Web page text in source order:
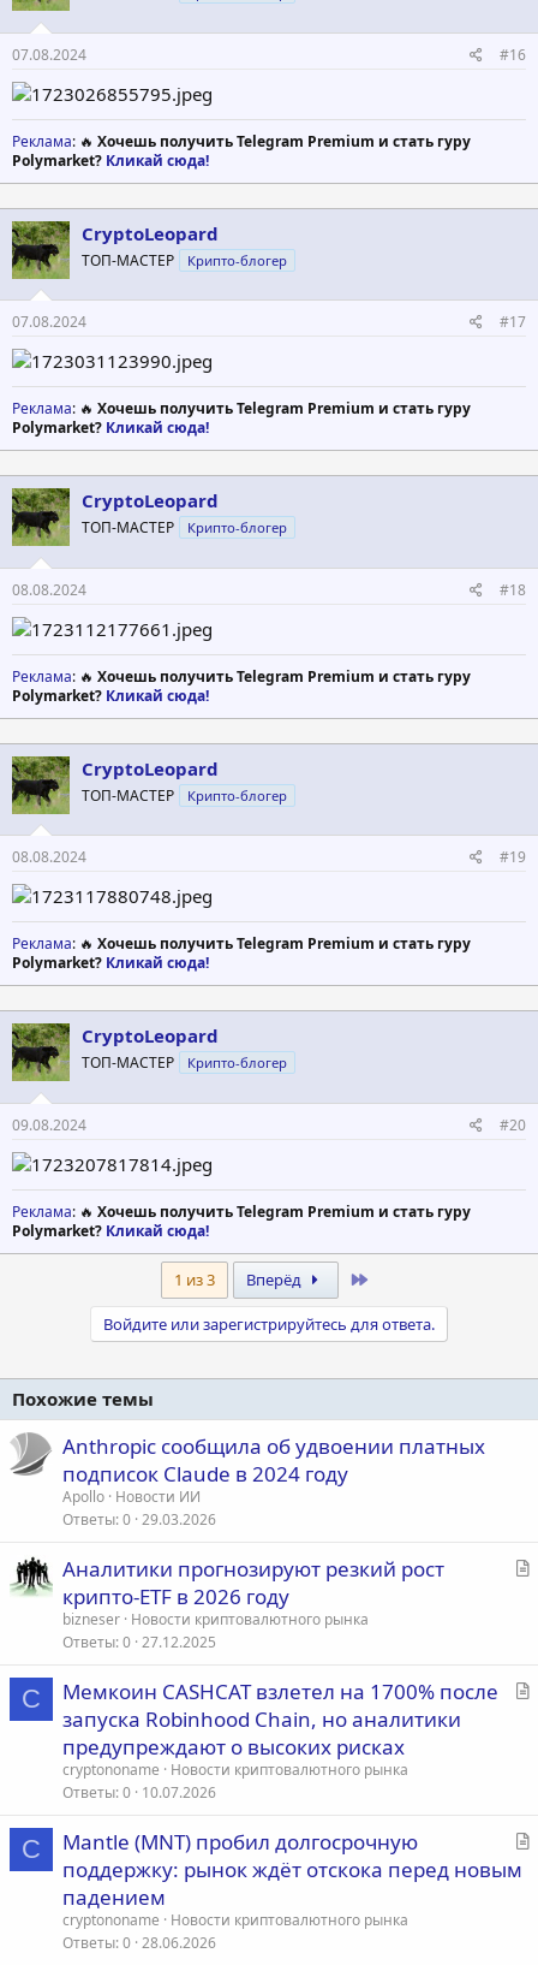
07.08.2024 #16
Реклама: 🔥 Хочешь получить Telegram Premium и стать гуру
Polymarket? Кликай сюда!
CryptoLeopard
ТОП-МАСТЕР Крипто-блогер
07.08.2024 #17
Реклама: 🔥 Хочешь получить Telegram Premium и стать гуру
Polymarket? Кликай сюда!
CryptoLeopard
ТОП-МАСТЕР Крипто-блогер
08.08.2024 #18
Реклама: 🔥 Хочешь получить Telegram Premium и стать гуру
Polymarket? Кликай сюда!
CryptoLeopard
ТОП-МАСТЕР Крипто-блогер
08.08.2024 #19
Реклама: 🔥 Хочешь получить Telegram Premium и стать гуру
Polymarket? Кликай сюда!
CryptoLeopard
ТОП-МАСТЕР Крипто-блогер
09.08.2024 #20
Реклама: 🔥 Хочешь получить Telegram Premium и стать гуру
Polymarket? Кликай сюда!
1 из 3 Вперёд
Войдите или зарегистрируйтесь для ответа.
Похожие темы
Anthropic сообщила об удвоении платных
подписок Claude в 2024 году
Apollo Новости ИИ
Ответы 0 29.03.2026
С
я
Аналитики прогнозируют резкий рост
крипто-ETF в 2026 году
bizneser Новости криптовалютного рынка
Ответы 0 27.12.2025
C
С
Мемкоин CASHCAT взлетел на 1700% после
запуска Robinhood Chain, но аналитики
предупреждают о высоких рисках
cryptononame
Новости криптовалютного рынка
Ответы 0 10.07.2026
C
С
Mantle (MNT) пробил долгосрочную
поддержку: рынок ждёт отскока перед новым
падением
cryptononame
Новости криптовалютного рынка
Ответы 0 28.06.2026